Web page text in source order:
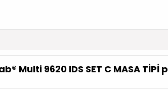
Multi 9620 IDS SET C MASA TİPİ